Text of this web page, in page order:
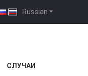
Russian
СЛУЧАИ